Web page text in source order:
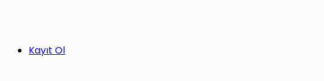
Kayıt Ol